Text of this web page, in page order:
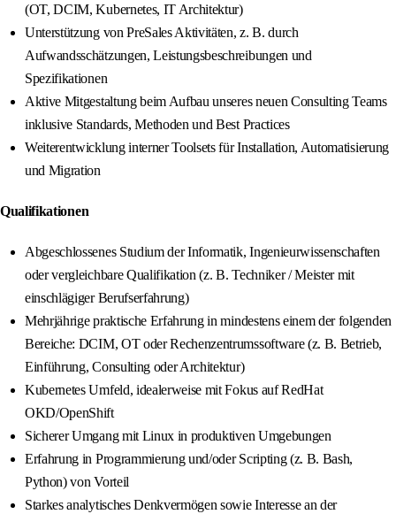
(OT, DCIM, Kubernetes, IT Architektur)
Unterstützung von PreSales Aktivitäten, z. B. durch
Aufwandsschätzungen, Leistungsbeschreibungen und
Spezifikationen
Aktive Mitgestaltung beim Aufbau unseres neuen Consulting Teams
inklusive Standards, Methoden und Best Practices
Weiterentwicklung interner Toolsets für Installation, Automatisierung
und Migration
Qualifikationen
Abgeschlossenes Studium der Informatik, Ingenieurwissenschaften
oder vergleichbare Qualifikation (z. B. Techniker / Meister mit
einschlägiger Berufserfahrung)
Mehrjährige praktische Erfahrung in mindestens einem der folgenden
Bereiche: DCIM, OT oder Rechenzentrumssoftware (z. B. Betrieb,
Einführung, Consulting oder Architektur)
Kubernetes Umfeld, idealerweise mit Fokus auf RedHat
OKD/OpenShift
Sicherer Umgang mit Linux in produktiven Umgebungen
Erfahrung in Programmierung und/oder Scripting (z. B. Bash,
Python) von Vorteil
Starkes analytisches Denkvermögen sowie Interesse an der